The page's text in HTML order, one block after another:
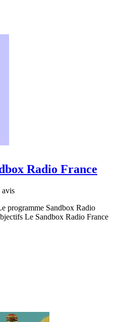
Radio France
avis
programme Sandbox Radio
Le Sandbox Radio France